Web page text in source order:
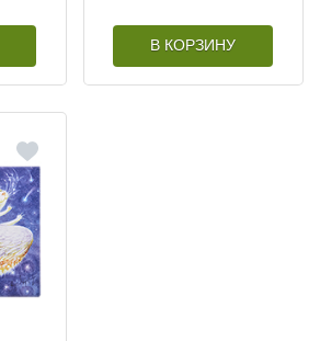
В КОРЗИНУ